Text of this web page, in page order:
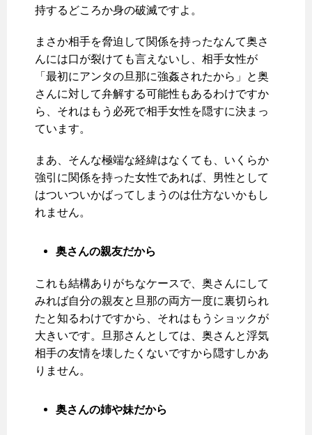
持するどころか身の破滅ですよ。
まさか相手を脅迫して関係を持ったなんて奥さ
んには口が裂けても言えないし、相手女性が
「最初にアンタの旦那に強姦されたから」と奥
さんに対して弁解する可能性もあるわけですか
ら、それはもう必死で相手女性を隠すに決まっ
ています。
まあ、そんな極端な経緯はなくても、いくらか
強引に関係を持った女性であれば、男性として
はついついかばってしまうのは仕方ないかもし
れません。
奥さんの親友だから
これも結構ありがちなケースで、奥さんにして
みれば自分の親友と旦那の両方一度に裏切られ
たと知るわけですから、それはもうショックが
大きいです。旦那さんとしては、奥さんと浮気
相手の友情を壊したくないですから隠すしかあ
りません。
奥さんの姉や妹だから